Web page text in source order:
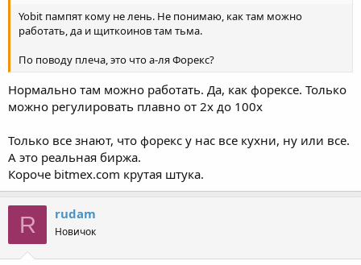
Yobit пампят кому не лень. Не понимаю, как там можно
работать, да и щиткоинов там тьма.
По поводу плеча, это что а-ля Форекс?
Нормально там можно работать. Да, как форексе. Только
можно регулировать плавно от 2х до 100x
Только все знают, что форекс у нас все кухни, ну или все.
А это реальная биржа.
Короче bitmex.com крутая штука.
R rudam
Новичок